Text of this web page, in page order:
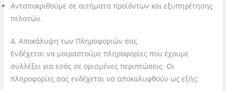
Ανταποκριθούμε σε αιτήματα προϊόντων και εξυπηρέτησης
πελατών.
4. Αποκάλυψη των Πληροφοριών σας
Ενδέχεται να μοιραστούμε πληροφορίες που έχουμε
συλλέξει για εσάς σε ορισμένες περιπτώσεις. Οι
πληροφορίες σας ενδέχεται να αποκαλυφθούν ως εξής: